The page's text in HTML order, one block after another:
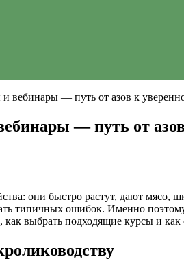
вебинары — путь от азов к
— путь от
они быстро растут, дают
типичных ошибок. Именно
выбрать подходящие курсы и как